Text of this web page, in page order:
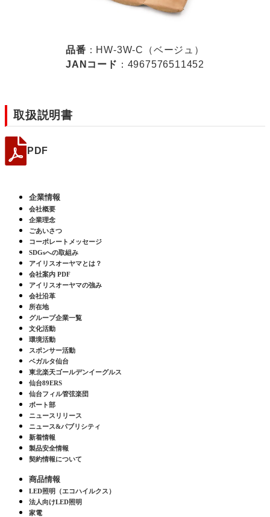
品番 ：HW-3W-C（ベージュ）
JANコード ：4967576511452
取扱説明書
PDF
企業情報
会社概要
企業理念
ごあいさつ
コーポレートメッセージ
SDGsへの取組み
アイリスオーヤマとは？
会社案内 PDF
アイリスオーヤマの強み
会社沿革
所在地
グループ企業一覧
文化活動
環境活動
スポンサー活動
ベガルタ仙台
東北楽天ゴールデンイーグルス
仙台89ERS
仙台フィル管弦楽団
ボート部
ニュースリリース
ニュース&パブリシティ
新着情報
製品安全情報
契約情報について
商品情報
LED照明（エコハイルクス）
法人向けLED照明
家電